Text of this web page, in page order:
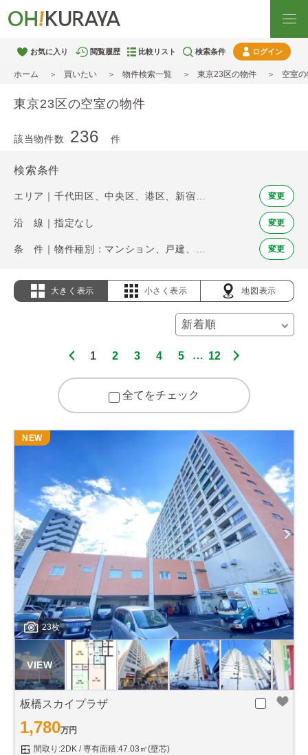
お気に入り 閲覧履歴 比較リスト 検索条件 ログイン
ホーム 買いたい 物件検索一覧 東京23区の物件 空室
東京23区の空室の物件
該当物件数 236 件
検索条件
エリア｜千代田区、中央区、港区、新宿区、文京区、台東区、墨田区、江東区、品川区、目黒区、大田区、世田谷区、渋谷区、中野区、杉並区、豊島区、北区、荒川区、板橋区、練馬区、足立区、葛飾区、江戸川区 変更
沿 線｜指定なし 変更
変更
大きく表示 小さく表示 地図表示
1 2 3 4 5 12
全てをチェック
23枚
NEW
板橋スカイプラザ
1,780万円
間取り:2DK
専有面積:47.03㎡(壁芯)